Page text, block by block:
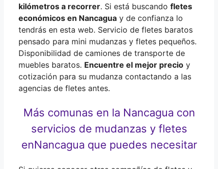
kilómetros a recorrer. Si está buscando fletes
económicos en Nancagua y de confianza lo
tendrás en esta web. Servicio de fletes baratos
pensado para mini mudanzas y fletes pequeños.
Disponibilidad de camiones de transporte de
muebles baratos. Encuentre el mejor precio y
cotización para su mudanza contactando a las
agencias de fletes antes.
Más comunas en la Nancagua con
servicios de mudanzas y fletes
enNancagua que puedes necesitar